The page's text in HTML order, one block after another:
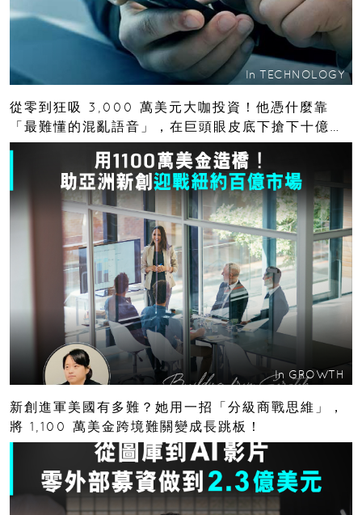
In TECHNOLOGY
從零到狂吸 3,000 萬美元大咖投資！他憑什麼靠
「最難懂的混亂語音」，在巨頭眼皮底下搶下十億人
市場？
In GROWTH
新創進軍美國有多難？她用一招「分級商戰思維」，
將 1,100 萬美金跨境難關變成長跳板！